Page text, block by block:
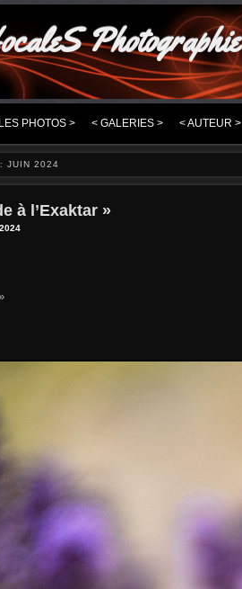
Photographie
PRINCIPALE
SECONDAIRE
PHOTOS > < GALERIES > < AUTEUR >
JUIN 2024
à l’Exaktar »